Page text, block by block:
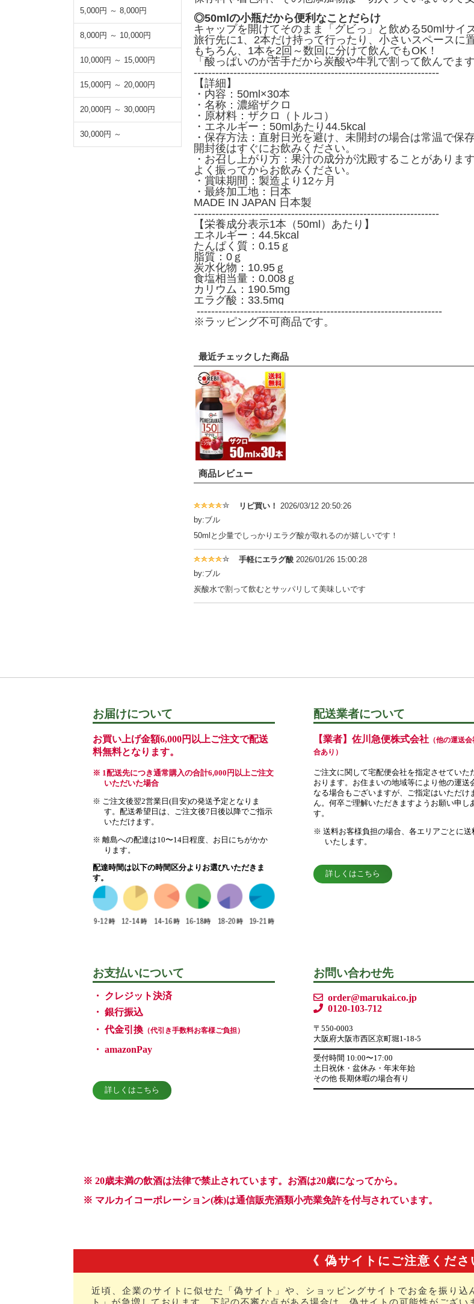
5,000円 ～ 8,000円
8,000円 ～ 10,000円
10,000円 ～ 15,000円
15,000円 ～ 20,000円
20,000円 ～ 30,000円
30,000円 ～
◎50mlの小瓶だから便利なことだらけ
キャップを開けてそのまま「グビっ」と飲める50mlサイズ
旅行先に1、2本だけ持って行ったり、小さいスペースに
もちろん、1本を2回～数回に分けて飲んでもOK！
「酸っぱいのが苦手だから炭酸や牛乳で割って飲んでま
--------------------------------------------------------------------
【詳細】
・内容：50ml×30本
・名称：濃縮ザクロ
・原材料：ザクロ（トルコ）
・エネルギー：50mlあたり44.5kcal
・保存方法：直射日光を避け、未開封の場合は常温で保存
開封後はすぐにお飲みください。
・お召し上がり方：果汁の成分が沈殿することがあります
よく振ってからお飲みください。
・賞味期間：製造より12ヶ月
・最終加工地：日本
MADE IN JAPAN 日本製
--------------------------------------------------------------------
【栄養成分表示1本（50ml）あたり】
エネルギー：44.5kcal
たんぱく質：0.15ｇ
脂質：0ｇ
炭水化物：10.95ｇ
食塩相当量：0.008ｇ
カリウム：190.5mg
エラグ酸：33.5mg
--------------------------------------------------------------------
※ラッピング不可商品です。
最近チェックした商品
商品レビュー
リピ買い！ 2026/03/12 20:50:26
by:ブル
50mlと少量でしっかりエラグ酸が取れるのが嬉しいです！
手軽にエラグ酸 2026/01/26 15:00:28
by:ブル
炭酸水で割って飲むとサッパリして美味しいです
《 偽サイトにご注意くださ
近頃、企業のサイトに似せた「偽サイト」や、ショッピングサイトでお金を振り
ト」が急増しております。下記の不審な点がある場合は、偽サイトの可能性がござい